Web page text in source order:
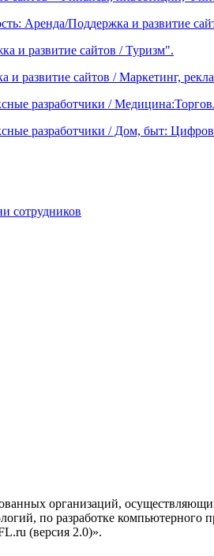
Аренда/Поддержка и развитие
и развитие сайтов / Туризм".
и развитие сайтов / Маркетинг,
разработчики /
разработчики / Дом, быт:
сотрудников
организаций,
по разработке
(версия 2.0)».